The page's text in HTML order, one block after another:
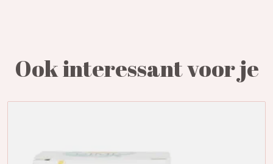
Ook interessant voor je